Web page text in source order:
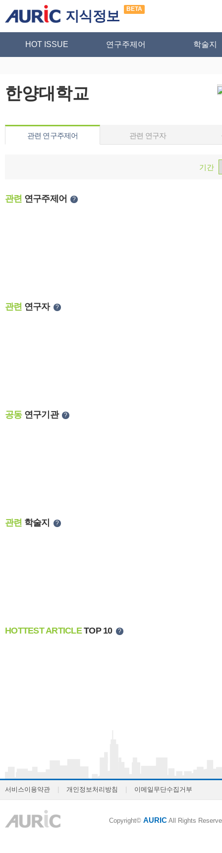
지식정보 BETA
HOT ISSUE 연구주제어 학술지
한양대학교
관련 연구주제어 관련 연구자
기간
관련 연구주제어 ?
관련 연구자 ?
공동연구기관 ?
관련 학술지 ?
HOTTEST ARTICLETOP 10 ?
서비스이용약관 개인정보처리방침 이메일무단수집거부
Copyright© AURIC All Rights